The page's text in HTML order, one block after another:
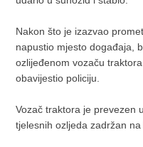
Nakon što je izazvao
napustio mjesto događaja,
ozlijeđenom vozaču
obavijestio policiju.
Vozač traktora je prevezen
tjelesnih ozljeda zadržan na